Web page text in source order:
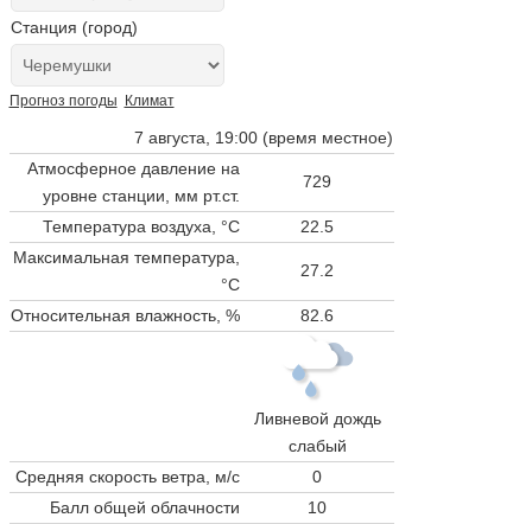
Станция (город)
Прогноз погоды Климат
7 августа, 19:00 (время местное)
Атмосферное давление на
уровне станции, мм рт.ст.
729
Температура воздуха, °C
22.5
Максимальная температура,
°C
27.2
Относительная влажность, % 82.6
Ливневой дождь
слабый
Средняя скорость ветра, м/с
0
Балл общей облачности
10